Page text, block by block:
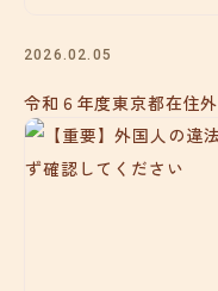
2026.02.05
令和６年度東京都在住